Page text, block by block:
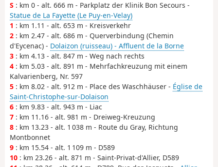
S : km 0 - alt. 666 m - Parkplatz der Klinik Bon Secours -
Statue de La Fayette (Le Puy-en-Velay)
1 : km 1.11 - alt. 653 m - Kreisverkehr
2 : km 2.47 - alt. 686 m - Querverbindung (Chemin
d'Eycenac) - Dolaizon (ruisseau) - Affluent de la Borne
3 : km 4.13 - alt. 847 m - Weg nach rechts
4 : km 5.03 - alt. 891 m - Mehrfachkreuzung mit einem
Kalvarienberg, Nr. 597
5 : km 8.02 - alt. 912 m - Place des Waschhäuser - Église de
Saint-Christophe-sur-Dolaison
6 : km 9.83 - alt. 943 m - Liac
7 : km 11.16 - alt. 981 m - Dreiweg-Kreuzung
8 : km 13.23 - alt. 1 038 m - Route du Gray, Richtung
Montbonnet
9 : km 15.54 - alt. 1 109 m - D589
10 : km 23.26 - alt. 871 m - Saint-Privat-d'Allier, D589